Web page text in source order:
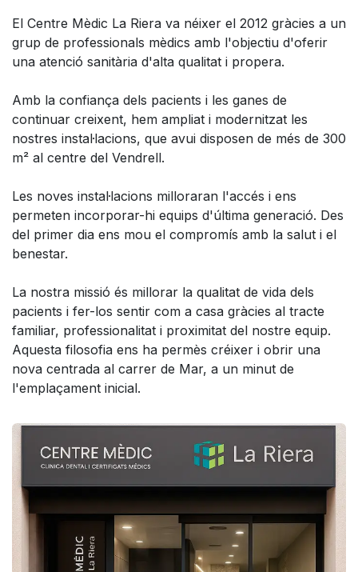
El Centre Mèdic La Riera va néixer el 2012 gràcies a un
grup de professionals mèdics amb l'objectiu d'oferir
una atenció sanitària d'alta qualitat i propera.
Amb la confiança dels pacients i les ganes de
continuar creixent, hem ampliat i modernitzat les
nostres instal·lacions, que avui disposen de més de 300
m² al centre del Vendrell.
Les noves instal·lacions milloraran l'accés i ens
permeten incorporar-hi equips d'última generació. Des
del primer dia ens mou el compromís amb la salut i el
benestar.
La nostra missió és millorar la qualitat de vida dels
pacients i fer-los sentir com a casa gràcies al tracte
familiar, professionalitat i proximitat del nostre equip.
Aquesta filosofia ens ha permès créixer i obrir una
nova centrada al carrer de Mar, a un minut de
l'emplaçament inicial.